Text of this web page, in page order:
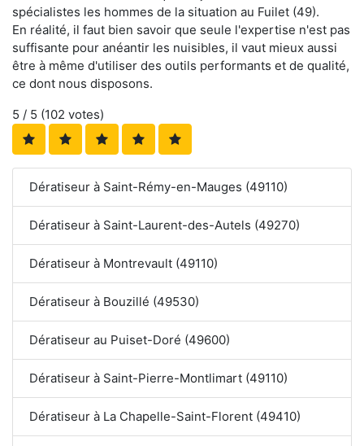
spécialistes les hommes de la situation au Fuilet (49).
En réalité, il faut bien savoir que seule l'expertise n'est pas
suffisante pour anéantir les nuisibles, il vaut mieux aussi
être à même d'utiliser des outils performants et de qualité,
ce dont nous disposons.
5 / 5 (102 votes)
Dératiseur à Saint-Rémy-en-Mauges (49110)
Dératiseur à Saint-Laurent-des-Autels (49270)
Dératiseur à Montrevault (49110)
Dératiseur à Bouzillé (49530)
Dératiseur au Puiset-Doré (49600)
Dératiseur à Saint-Pierre-Montlimart (49110)
Dératiseur à La Chapelle-Saint-Florent (49410)